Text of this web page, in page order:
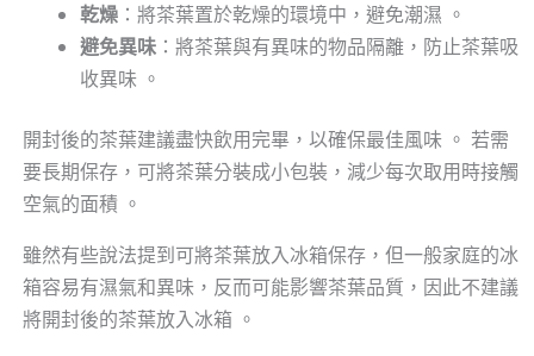
乾燥：將茶葉置於乾燥的環境中，避免潮濕 。
避免異味：將茶葉與有異味的物品隔離，防止茶葉吸
收異味 。
開封後的茶葉建議盡快飲用完畢，以確保最佳風味 。 若需
要長期保存，可將茶葉分裝成小包裝，減少每次取用時接觸
空氣的面積 。
雖然有些說法提到可將茶葉放入冰箱保存，但一般家庭的冰
箱容易有濕氣和異味，反而可能影響茶葉品質，因此不建議
將開封後的茶葉放入冰箱 。